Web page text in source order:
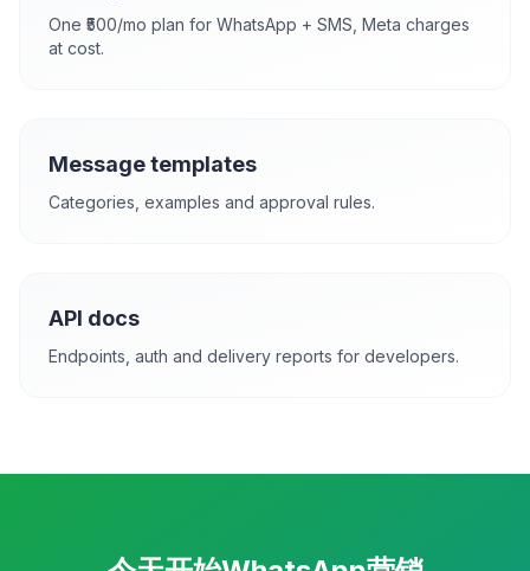
One ₹500/mo plan for WhatsApp + SMS, Meta charges
at cost.
Message templates
Categories, examples and approval rules.
API docs
Endpoints, auth and delivery reports for developers.